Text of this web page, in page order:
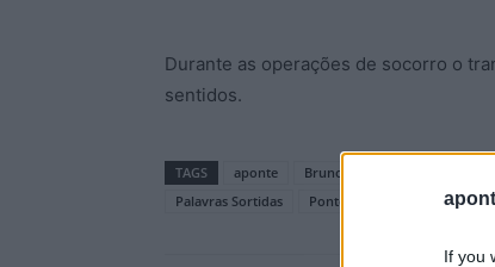
If you
Durante as operações de socorro o
sentidos.
TAGS aponte Bruno Guimarães
Palavras Sortidas
Ponte de Sor VMER